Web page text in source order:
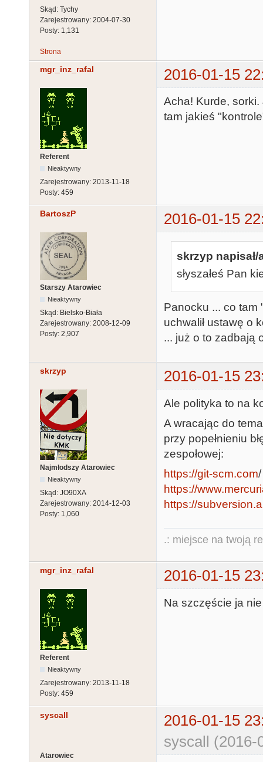
Skąd: Tychy
Zarejestrowany: 2004-07-30
Posty: 1,131
Strona
mgr_inz_rafal 2016-01-15
Referent
Nieaktywny
Zarejestrowany: 2013-11-18
Posty: 459
Acha! Kurde, sorki.
tam jakieś
BartoszP 2016-01-15
Starszy Atarowiec
Nieaktywny
Skąd: Bielsko-Biała
Zarejestrowany: 2008-12-09
Posty: 2,907
skrzyp napisał/
słyszałeś Pan
Panocku ... co tam
uchwalił ustawę o
... już o to zadbają
skrzyp 2016-01-15
Najmłodszy Atarowiec
Nieaktywny
Skąd: JO90XA
Zarejestrowany: 2014-12-03
Posty: 1,060
Ale polityka to na
A wracając do
przy popełnieniu
zespołowej:
https://git-scm.com/
https://
https://
.: miejsce na twoją
mgr_inz_rafal 2016-01-15
Referent
Nieaktywny
Zarejestrowany: 2013-11-18
Posty: 459
Na szczęście ja nie
syscall
2016-01-15
syscall (2016-
Atarowiec